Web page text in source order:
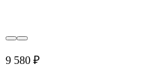
9 580 ₽